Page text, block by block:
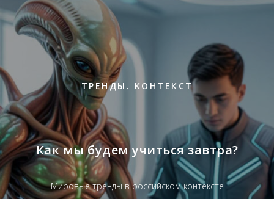
ТРЕНДЫ. КОНТЕКСТ
Как мы будем учиться завтра?
Мировые тренды в российском контексте